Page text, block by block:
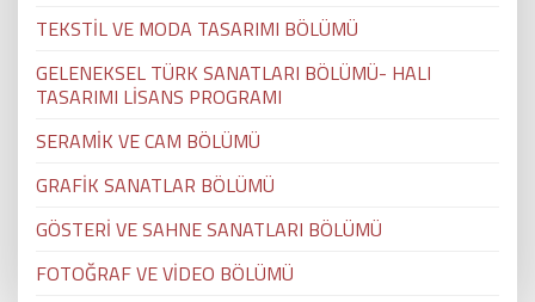
TEKSTİL VE MODA TASARIMI BÖLÜMÜ
GELENEKSEL TÜRK SANATLARI BÖLÜMÜ- HALI
TASARIMI LİSANS PROGRAMI
SERAMİK VE CAM BÖLÜMÜ
GRAFİK SANATLAR BÖLÜMÜ
GÖSTERİ VE SAHNE SANATLARI BÖLÜMÜ
FOTOĞRAF VE VİDEO BÖLÜMÜ